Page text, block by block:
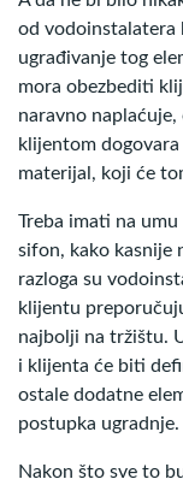
od vodoinstalatera
ugrađivanje tog
mora obezbediti
naravno
klijentom
materijal, koji će
Treba imati na
sifon, kako kasnije
razloga su
klijentu
najbolji na tržištu.
i klijenta će biti
ostale dodatne
postupka ugradnje.
Nakon što sve to